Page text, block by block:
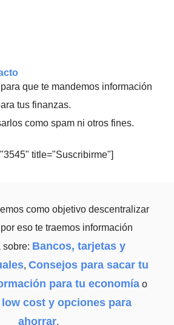
que te mandemos información
tus finanzas.
como spam ni otros fines.
title="Suscribirme"]
como objetivo descentralizar
eso te traemos información
sobre: Bancos, tarjetas y
, Consejos para sacar tu
para tu economíao
cost y opciones para
ahorrar.